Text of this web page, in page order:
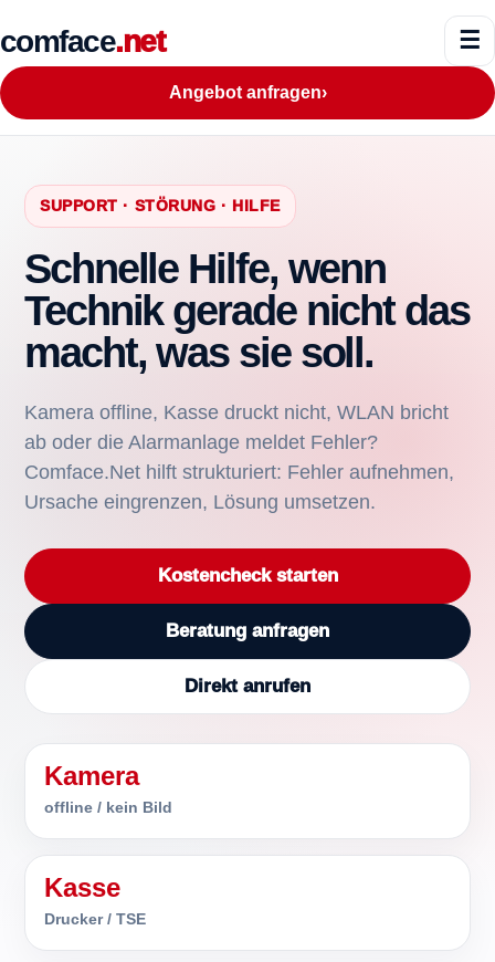
comface.net ☰
Angebot anfragen›
SUPPORT · STÖRUNG · HILFE
Schnelle Hilfe, wenn
Technik gerade nicht das
macht, was sie soll.
Kamera offline, Kasse druckt nicht, WLAN bricht
ab oder die Alarmanlage meldet Fehler?
Comface.Net hilft strukturiert: Fehler aufnehmen,
Ursache eingrenzen, Lösung umsetzen.
Kostencheck starten
Beratung anfragen
Direkt anrufen
Kamera
offline / kein Bild
Kasse
Drucker / TSE